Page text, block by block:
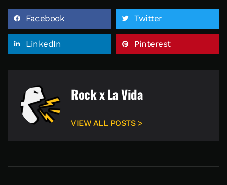
Facebook Twitter
LinkedIn Pinterest
Rock x La Vida
VIEW ALL POSTS >